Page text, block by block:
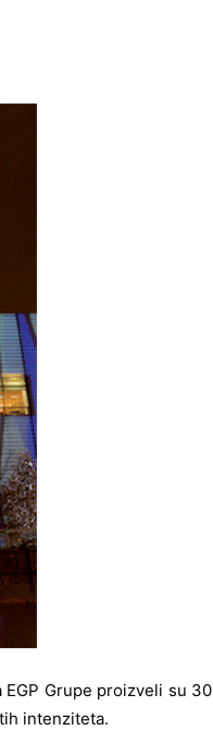
Grupe proizveli su 30
intenziteta.